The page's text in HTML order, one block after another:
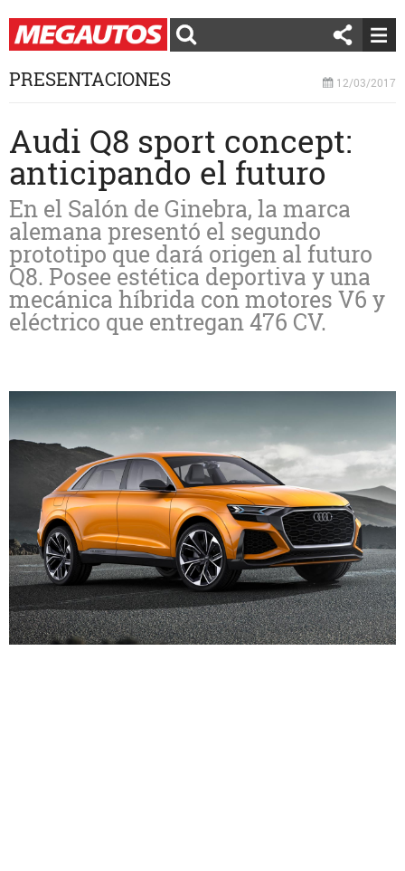
PRESENTACIONES 12/03/2017
Audi Q8 sport concept:
anticipando el futuro
En el Salón de Ginebra, la marca
alemana presentó el segundo
prototipo que dará origen al futuro
Q8. Posee estética deportiva y una
mecánica híbrida con motores V6 y
eléctrico que entregan 476 CV.